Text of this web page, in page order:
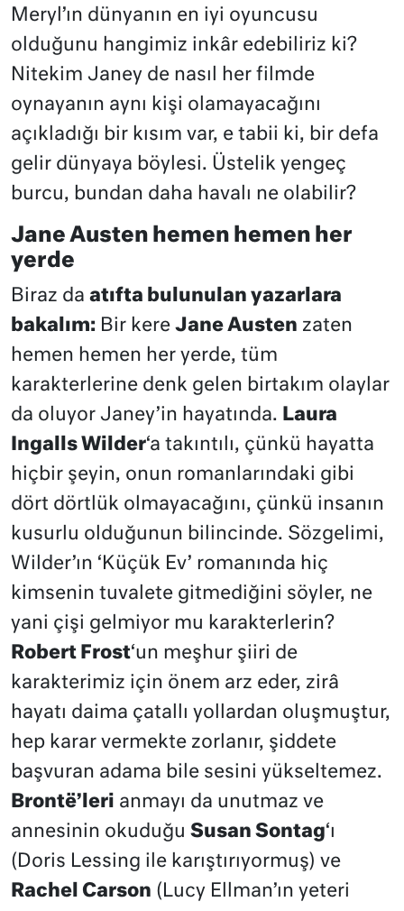
Meryl’ın dünyanın en iyi oyuncusu
olduğunu hangimiz inkâr edebiliriz ki?
Nitekim Janey de nasıl her filmde
oynayanın aynı kişi olamayacağını
açıkladığı bir kısım var, e tabii ki, bir defa
gelir dünyaya böylesi. Üstelik yengeç
burcu, bundan daha havalı ne olabilir?
Jane Austen hemen hemen her
yerde
Biraz da atıfta bulunulan yazarlara
bakalım: Bir kere Jane Austen zaten
hemen hemen her yerde, tüm
karakterlerine denk gelen birtakım olaylar
da oluyor Janey’in hayatında. Laura
Ingalls Wilder‘a takıntılı, çünkü hayatta
hiçbir şeyin, onun romanlarındaki gibi
dört dörtlük olmayacağını, çünkü insanın
kusurlu olduğunun bilincinde. Sözgelimi,
Wilder’ın ‘Küçük Ev’ romanında hiç
kimsenin tuvalete gitmediğini söyler, ne
yani çişi gelmiyor mu karakterlerin?
Robert Frost‘un meşhur şiiri de
karakterimiz için önem arz eder, zirâ
hayatı daima çatallı yollardan oluşmuştur,
hep karar vermekte zorlanır, şiddete
başvuran adama bile sesini yükseltemez.
Brontë’leri anmayı da unutmaz ve
annesinin okuduğu Susan Sontag‘ı
(Doris Lessing ile karıştırıyormuş) ve
Rachel Carson (Lucy Ellman’ın yeteri